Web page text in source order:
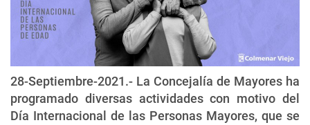
28-Septiembre-2021.- La Concejalía de Mayores ha
programado diversas actividades con motivo del
Día Internacional de las Personas Mayores, que se